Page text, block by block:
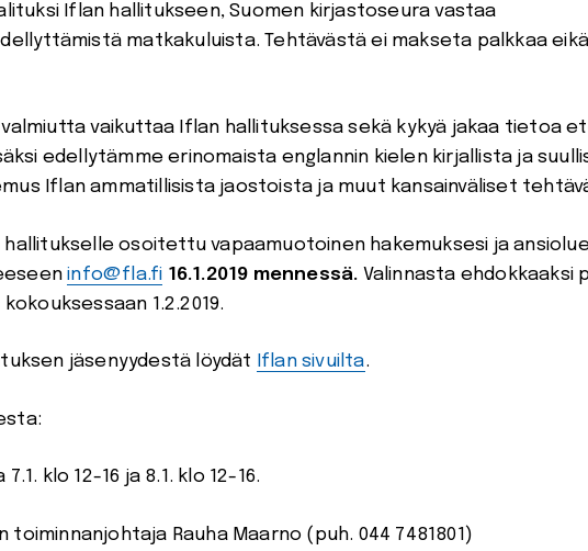
Iflan hallitukseen, Suomen kirjastoseura vastaa
matkakuluista. Tehtävästä ei makseta palkkaa eikä
vaikuttaa Iflan hallituksessa sekä kykyä jakaa tietoa
edellytämme erinomaista englannin kielen kirjallista ja
Iflan ammatillisista jaostoista ja muut kansainväliset
hallitukselle osoitettu vapaamuotoinen hakemuksesi ja
info@fla.fi 16.1.2019 mennessä. Valinnasta ehdokkaaksi
1.2.2019.
jäsenyydestä löydät Iflan sivuilta.
klo 12-16 ja 8.1. klo 12-16.
Rauha Maarno (puh. 044 7481801)